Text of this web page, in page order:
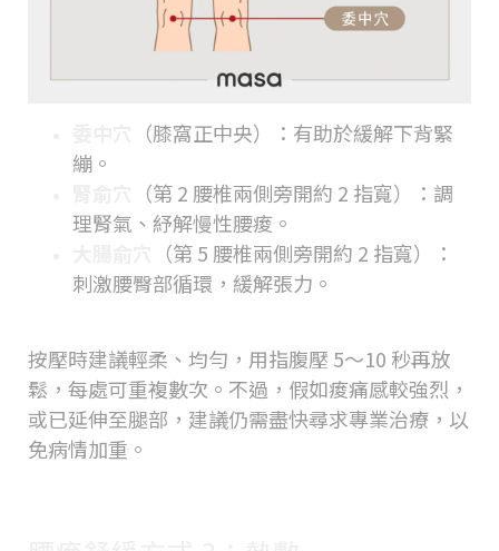
（膝窩正中央）：有助於緩解下背緊
繃。
（第 2 腰椎兩側旁開約 2 指寬）：調
理腎氣、紓解慢性腰痠。
（第 5 腰椎兩側旁開約 2 指寬）：
刺激腰臀部循環，緩解張力。
按壓時建議輕柔、均勻，用指腹壓 5～10 秒再放
鬆，每處可重複數次。不過，假如痠痛感較強烈，
或已延伸至腿部，建議仍需盡快尋求專業治療，以
免病情加重。